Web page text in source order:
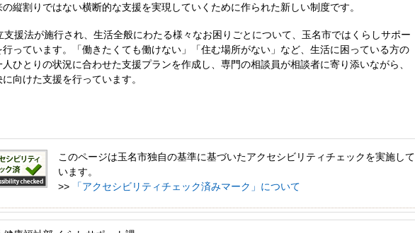
縦割りではない横断的な支援を実現していくために作られた新しい制度です。
援法が施行され、生活全般にわたる様々なお困りごとについて、玉名市ではくらしサポー
行っています。「働きたくても働けない」「住む場所がない」など、生活に困っている方の
ひとりの状況に合わせた支援プランを作成し、専門の相談員が相談者に寄り添いながら、
向けた支援を行っています。
このページは玉名市独自の基準に基づいたアクセシビリティチェックを実施して
います。
>>
「アクセシビリティチェック済みマーク」について